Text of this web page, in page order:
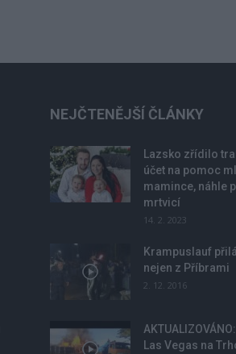
NEJČTENĚJŠÍ ČLÁNKY
Lazsko zřídilo
účet na pomoc
mamince, náhle
mrtvicí
14. 2. 2023
Krampuslauf
nejen z Příbrami
2. 12. 2016
Las Vegas na